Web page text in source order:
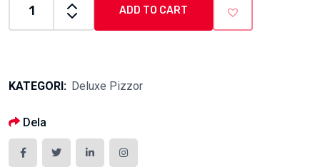
Jägare
ADD TO CART
KATEGORI: Deluxe Pizzor
Dela